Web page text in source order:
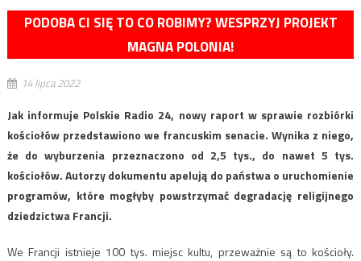
PODOBA CI SIĘ TO CO ROBIMY? WESPRZYJ PROJEKT
MAGNA POLONIA!
14 lipca 2022
Jak informuje Polskie Radio 24, nowy raport w sprawie rozbiórki
kościołów przedstawiono we francuskim senacie. Wynika z niego,
że do wyburzenia przeznaczono od 2,5 tys., do nawet 5 tys.
kościołów. Autorzy dokumentu apelują do państwa o uruchomienie
programów, które mogłyby powstrzymać degradację religijnego
dziedzictwa Francji.
We Francji istnieje 100 tys. miejsc kultu, przeważnie są to kościoły.